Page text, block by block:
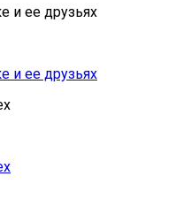
и ее друзьях
и ее друзьях